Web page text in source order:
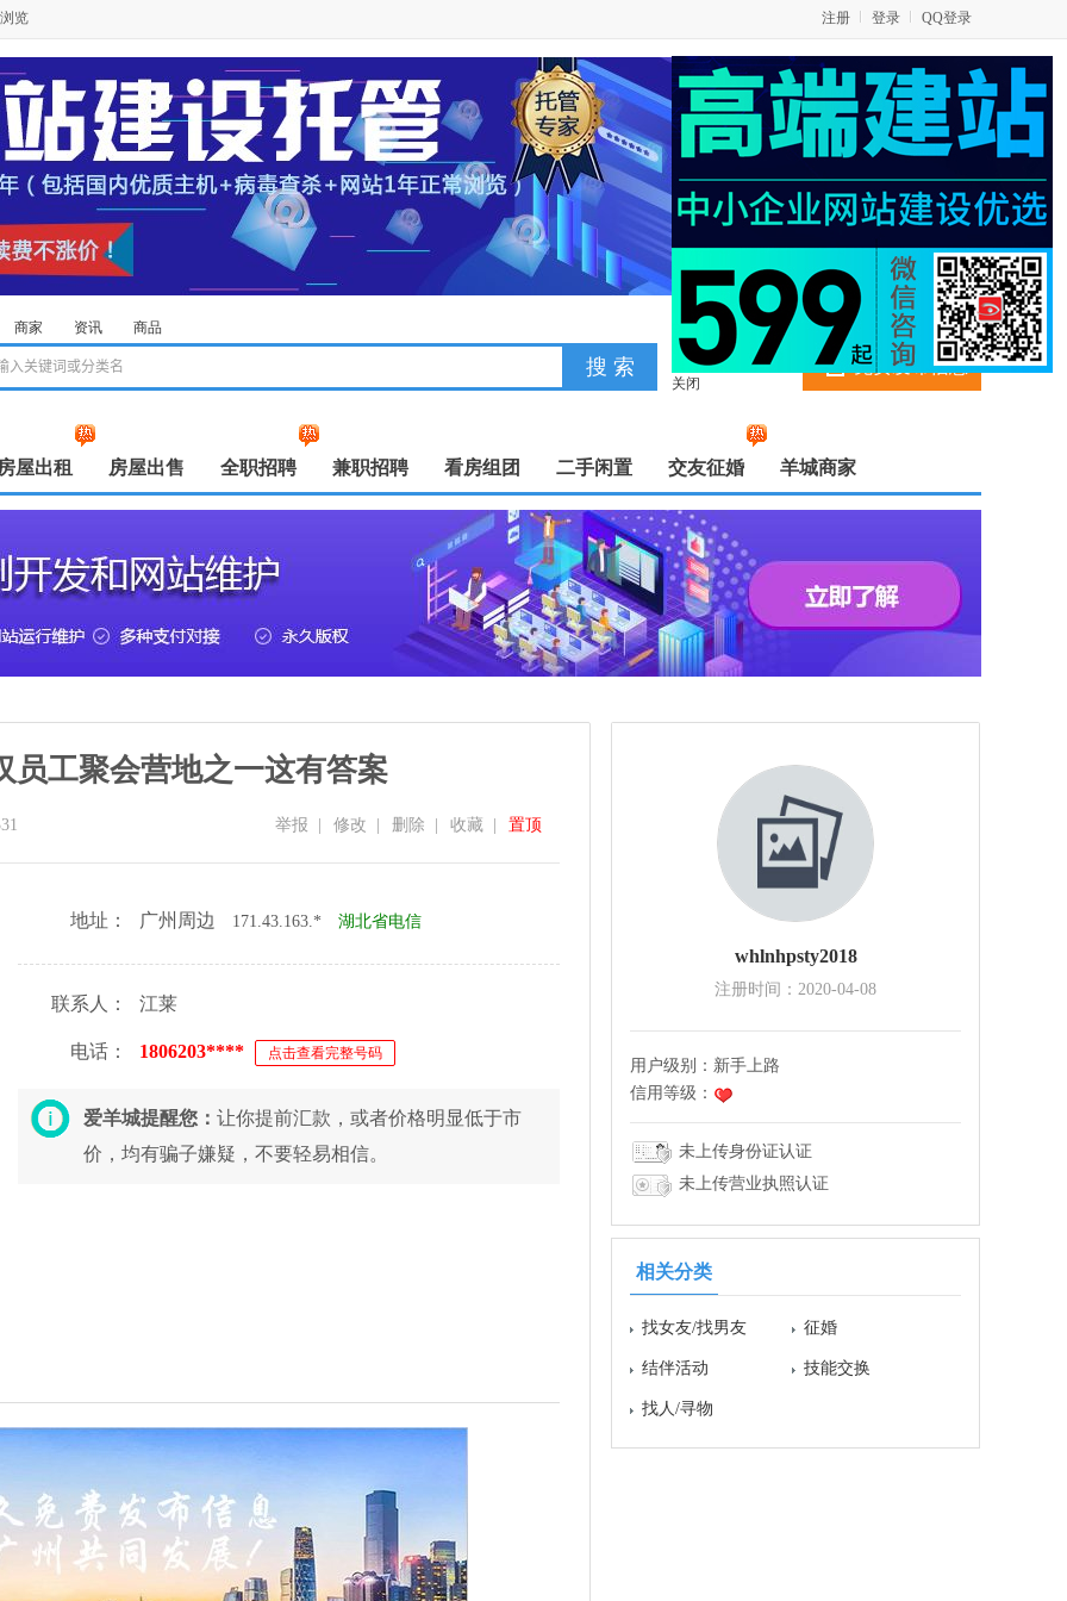
览 QQ登录
登录
注册
免费发布信息
商家 资讯 商品
屋出租 房屋出售 全职招聘 兼职招聘 看房组团 二手闲置 交友征婚 羊城商家
员工聚会营地之一这有答案
置顶
收藏
删除
修改
举报
地址： 广州周边 171.43.163.* 湖北省电信
联系人： 江莱
电话： 1806203**** 点击查看完整号码
爱羊城提醒您： 让你提前汇款，或者价格明显低于市
价，均有骗子嫌疑，不要轻易相信。
whlnhpsty2018
注册时间：2020-04-08
用户级别： 新手上路
信用等级：
未上传身份证认证
未上传营业执照认证
相关分类
找女友/找男友 征婚
结伴活动 技能交换
找人/寻物
关闭